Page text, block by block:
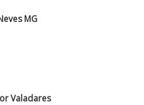
MG
Valadares